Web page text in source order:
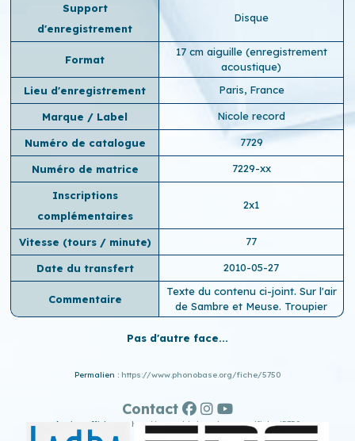
Support
d'enregistrement
Disque
Format
17 cm aiguille (enregistrement
acoustique)
Lieu d'enregistrement
Paris, France
Marque / Label Nicole record
Numéro de catalogue 7729
Numéro de matrice 7229-xx
Inscriptions
complémentaires
2x1
Vitesse (tours / minute) 77
Date du transfert 2010-05-27
Commentaire
Texte du contenu ci-joint. Sur l'air
de Sambre et Meuse. Troupier
Pas d'autre face...
Permalien : https://www.phonobase.org/fiche/5750
Ancien affichage : http://www.old.phonobase.org/fiche/5750
Contact